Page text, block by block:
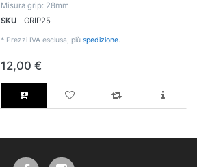
Misura grip: 28mm
SKU
GRIP25
* Prezzi IVA esclusa, più spedizione.
12,00 €